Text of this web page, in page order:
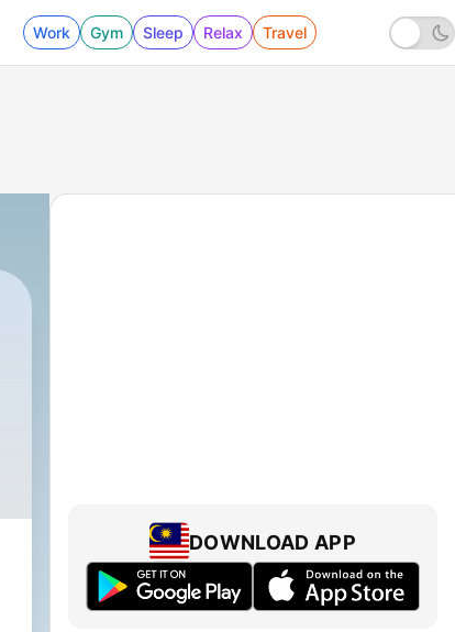
Work Gym Sleep Relax Travel
DOWNLOAD APP